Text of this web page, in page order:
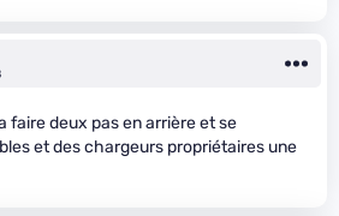
faire deux pas en arrière et se
et des chargeurs propriétaires une